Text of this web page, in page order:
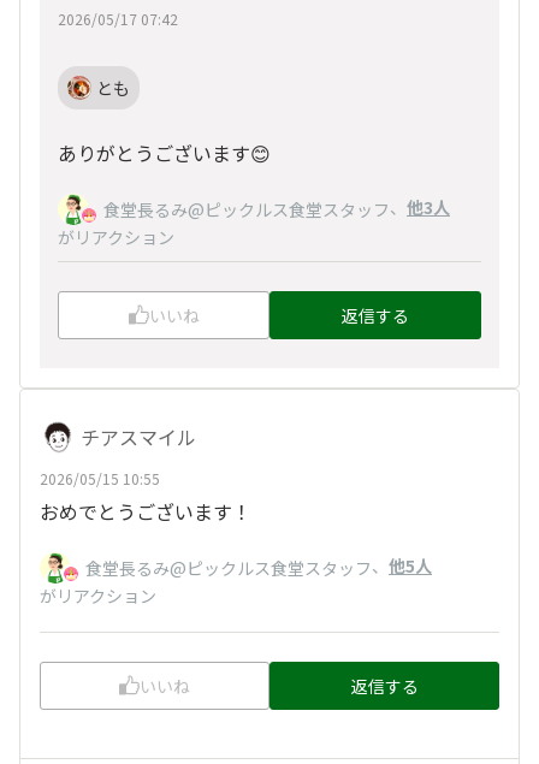
2026/05/17 07:42
とも
ありがとうございます😊
食堂長るみ@ピックルス食堂スタッフ、 他3人
がリアクション
いいね 返信する
チアスマイル
2026/05/15 10:55
おめでとうございます！
食堂長るみ@ピックルス食堂スタッフ、 他5人
がリアクション
いいね 返信する